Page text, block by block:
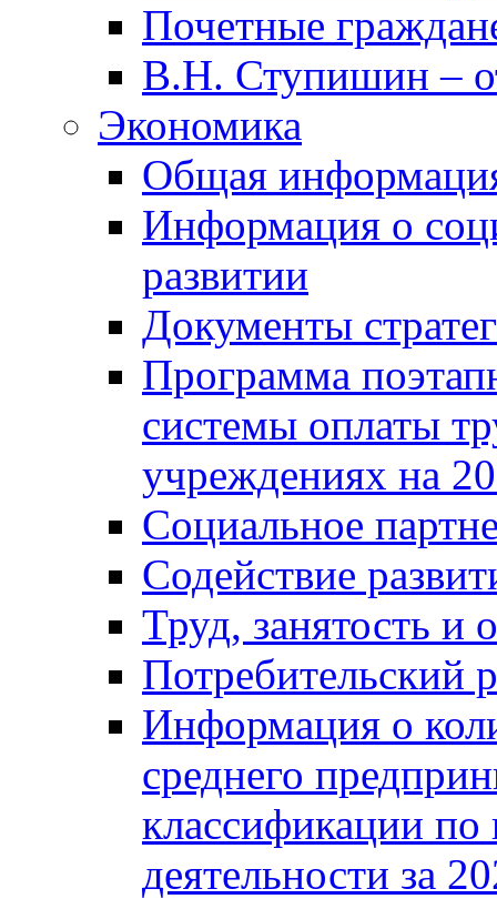
Почетные
В.Н. Ступишин –
Экономика
Общая
Информация о
развитии
Документы
Программа
системы оплаты
учреждениях на
Социальное
Содействие
Труд, занятость и
Потребительский
Информация о
среднего
классификации
деятельности за